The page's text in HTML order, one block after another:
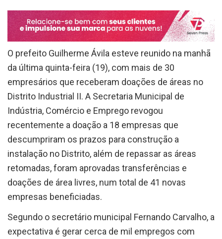
O prefeito Guilherme Ávila esteve reunido na manhã
da última quinta-feira (19), com mais de 30
empresários que receberam doações de áreas no
Distrito Industrial II. A Secretaria Municipal de
Indústria, Comércio e Emprego revogou
recentemente a doação a 18 empresas que
descumpriram os prazos para construção a
instalação no Distrito, além de repassar as áreas
retomadas, foram aprovadas transferências e
doações de área livres, num total de 41 novas
empresas beneficiadas.
Segundo o secretário municipal Fernando Carvalho, a
expectativa é gerar cerca de mil empregos com
todos os investimentos que os empresários